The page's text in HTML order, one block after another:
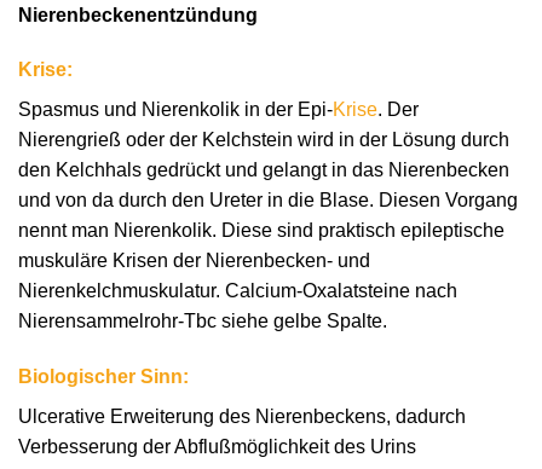
Nierenbeckenentzündung
Krise:
Spasmus und Nierenkolik in der Epi-Krise. Der
Nierengrieß oder der Kelchstein wird in der Lösung durch
den Kelchhals gedrückt und gelangt in das Nierenbecken
und von da durch den Ureter in die Blase. Diesen Vorgang
nennt man Nierenkolik. Diese sind praktisch epileptische
muskuläre Krisen der Nierenbecken- und
Nierenkelchmuskulatur. Calcium-Oxalatsteine nach
Nierensammelrohr-Tbc siehe gelbe Spalte.
Biologischer Sinn:
Ulcerative Erweiterung des Nierenbeckens, dadurch
Verbesserung der Abflußmöglichkeit des Urins